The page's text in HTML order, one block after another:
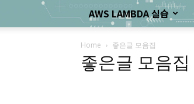
좌
충
우
개
발
AWS LAMBDA 실습
Home 좋은글 모음집
좋은글 모음집